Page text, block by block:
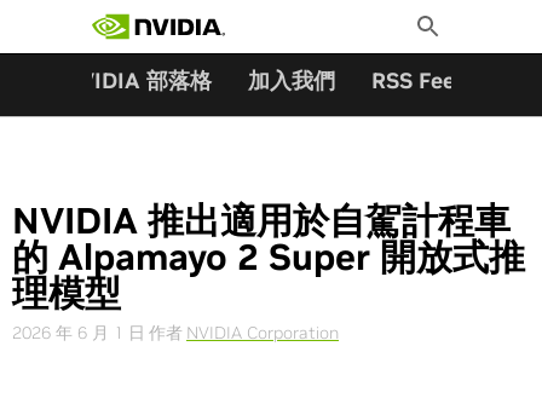
Toggle
Search
NVIDIA 部落格 加入我們 RSS Feeds
NVIDIA 推出適用於自駕計程車
的 Alpamayo 2 Super 開放式推
理模型
2026 年 6 月 1 日 作者 NVIDIA Corporation